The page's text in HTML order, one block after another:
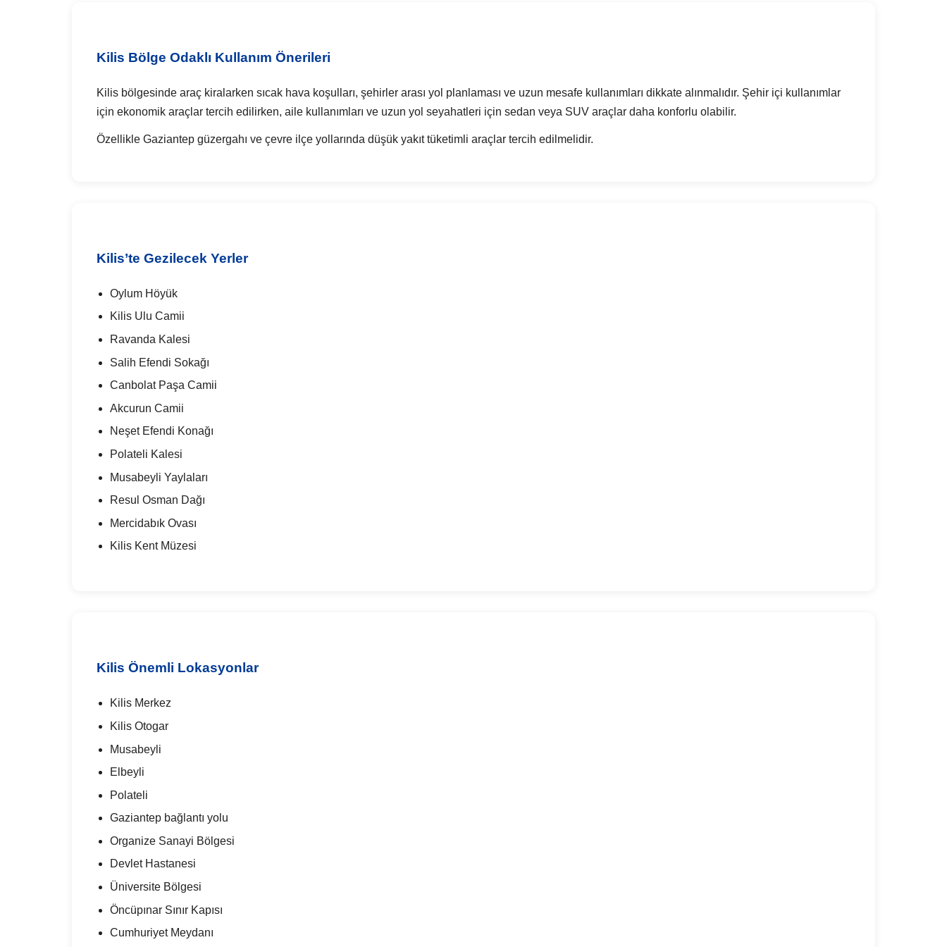
Kilis Bölge Odaklı Kullanım Önerileri
Kilis bölgesinde araç kiralarken sıcak hava koşulları, şehirler arası yol planlaması ve uzun mesafe kullanımları dikkate alınmalıdır. Şehir içi kullanımlar
için ekonomik araçlar tercih edilirken, aile kullanımları ve uzun yol seyahatleri için sedan veya SUV araçlar daha konforlu olabilir.
Özellikle Gaziantep güzergahı ve çevre ilçe yollarında düşük yakıt tüketimli araçlar tercih edilmelidir.
Kilis’te Gezilecek Yerler
Oylum Höyük
Kilis Ulu Camii
Ravanda Kalesi
Salih Efendi Sokağı
Canbolat Paşa Camii
Akcurun Camii
Neşet Efendi Konağı
Polateli Kalesi
Musabeyli Yaylaları
Resul Osman Dağı
Mercidabık Ovası
Kilis Kent Müzesi
Kilis Önemli Lokasyonlar
Kilis Merkez
Kilis Otogar
Musabeyli
Elbeyli
Polateli
Gaziantep bağlantı yolu
Organize Sanayi Bölgesi
Devlet Hastanesi
Üniversite Bölgesi
Öncüpınar Sınır Kapısı
Cumhuriyet Meydanı